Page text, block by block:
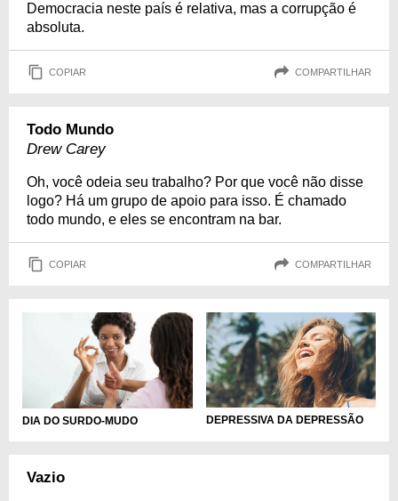
Democracia neste país é relativa, mas a corrupção é
absoluta.
COPIAR COMPARTILHAR
Todo Mundo
Drew Carey
Oh, você odeia seu trabalho? Por que você não disse
logo? Há um grupo de apoio para isso. É chamado
todo mundo, e eles se encontram na bar.
COPIAR COMPARTILHAR
DIA DO SURDO-MUDO DEPRESSIVA DA DEPRESSÃO
Vazio